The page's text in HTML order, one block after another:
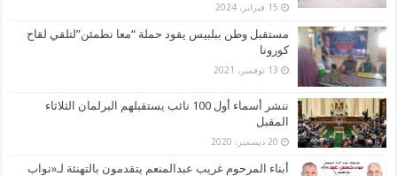
15 فبراير، 2024
مستقبل وطن ببلبيس يقود حملة “معا نطمئن”لتلقي لقاح
كورونا
13 نوفمبر، 2021
ننشر أسماء أول 100 نائب يستقبلهم البرلمان الثلاثاء
المقبل
20 ديسمبر، 2020
أبناء المرحوم غريب عبدالمنعم يتقدمون بالتهنئة لـ«نواب